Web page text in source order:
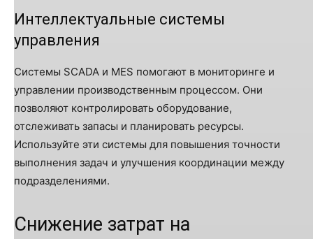
Интеллектуальные системы
управления
Системы SCADA и MES помогают в мониторинге и
управлении производственным процессом. Они
позволяют контролировать оборудование,
отслеживать запасы и планировать ресурсы.
Используйте эти системы для повышения точности
выполнения задач и улучшения координации между
подразделениями.
Снижение затрат на